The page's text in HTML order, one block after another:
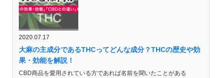
2020.07.17
大麻の主成分であるTHCってどんな成分？THCの歴史や効
果・効能を解説！
CBD商品を愛用されている方であれば名前を聞いたことがある